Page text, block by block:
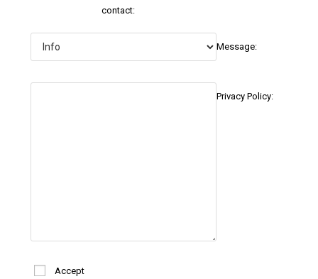
contact:
Message:
Privacy Policy:
Accept